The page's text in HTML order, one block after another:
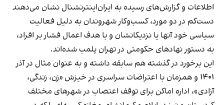
اطلاعات و گزارش‌های رسیده به ایران‌اینترنشنال نشان می‌دهند
دست‌کم در دو مورد، کسب‌وکار شهروندان به دلیل فعالیت
سیاسی خود آنها یا نزدیکانشان و با هدف اعمال فشار بر افراد،
به دستور نهادهای حکومتی در تهران پلمب شده‌اند.
این برخورد در گذشته هم سابقه داشته و به عنوان مثال در آذر
۱۴۰۱ و همزمان با اعتراضات سراسری در خیزش «زن، زندگی،
آزادی»، اداره اماکن برای توقف اعتصاب در شهرهای مختلف